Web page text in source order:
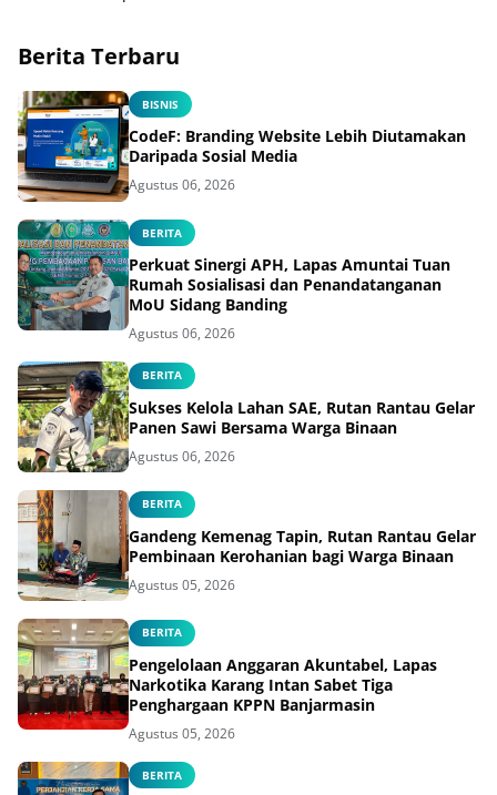
Tenaga Listrik bagi Warga
Berita Terbaru
BISNIS
CodeF: Branding Website Lebih Diutamakan
Daripada Sosial Media
Agustus 06, 2026
BERITA
Perkuat Sinergi APH, Lapas Amuntai Tuan
Rumah Sosialisasi dan Penandatanganan
MoU Sidang Banding
Agustus 06, 2026
BERITA
Sukses Kelola Lahan SAE, Rutan Rantau Gelar
Panen Sawi Bersama Warga Binaan
Agustus 06, 2026
BERITA
Gandeng Kemenag Tapin, Rutan Rantau Gelar
Pembinaan Kerohanian bagi Warga Binaan
Agustus 05, 2026
BERITA
Pengelolaan Anggaran Akuntabel, Lapas
Narkotika Karang Intan Sabet Tiga
Penghargaan KPPN Banjarmasin
Agustus 05, 2026
BERITA